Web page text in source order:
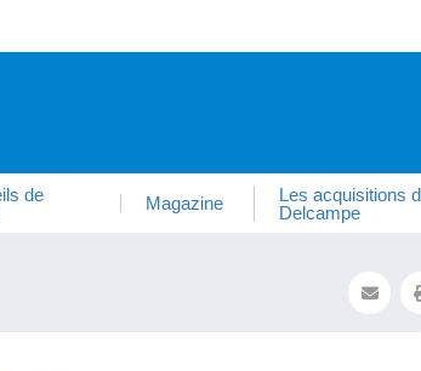
de
Magazine
Les acquisitions
Delcampe